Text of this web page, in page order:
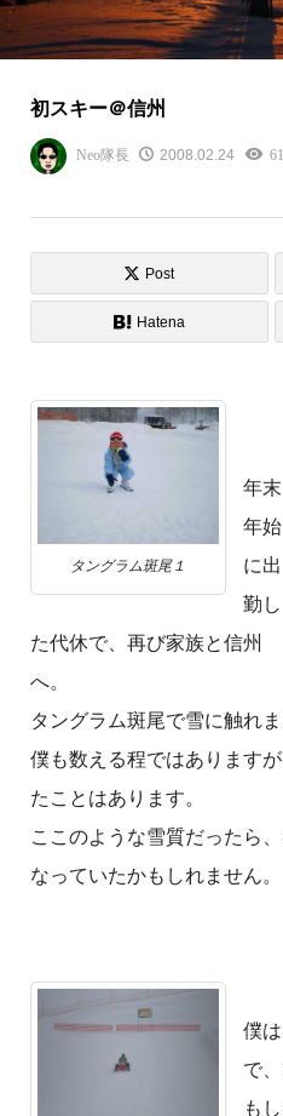
初スキー＠信州
Neo隊長 2008.02.24
Post
Hatena
タングラム斑尾１
年末
年始
に出
勤し
た代休で、再び家族と信州
へ。
タングラム斑尾で雪に触れま
僕も数える程ではあります
たことはあります。
ここのような雪質だったら
なっていたかもしれません。
僕
で
も